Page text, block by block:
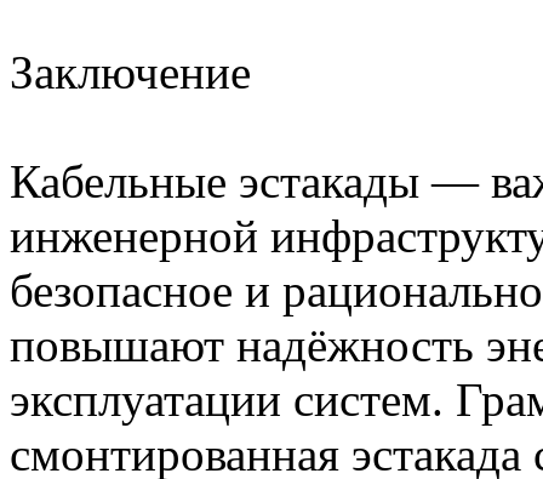
Заключение
Кабельные эстакады —
инженерной
безопасное и
повышают надёжность
эксплуатации систем.
смонтированная